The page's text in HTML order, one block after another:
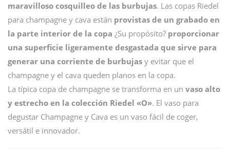
maravilloso cosquilleo de las burbujas. Las copas Riedel
para champagne y cava están provistas de un grabado en
la parte interior de la copa ¿Su propósito? proporcionar
una superficie ligeramente desgastada que sirve para
generar una corriente de burbujas y evitar que el
champagne y el cava queden planos en la copa.
La típica copa de champagne se transforma en un vaso alto
y estrecho en la colección Riedel «O». El vaso para
degustar Champagne y Cava es un vaso fácil de coger,
versátil e innovador.